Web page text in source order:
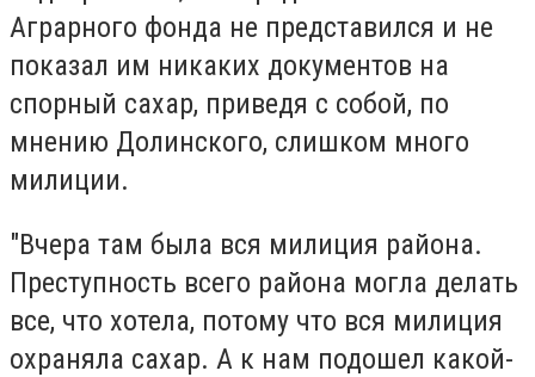
Аграрного фонда не представился и не
показал им никаких документов на
спорный сахар, приведя с собой, по
мнению Долинского, слишком много
милиции.
"Вчера там была вся милиция района.
Преступность всего района могла делать
все, что хотела, потому что вся милиция
охраняла сахар. А к нам подошел какой-